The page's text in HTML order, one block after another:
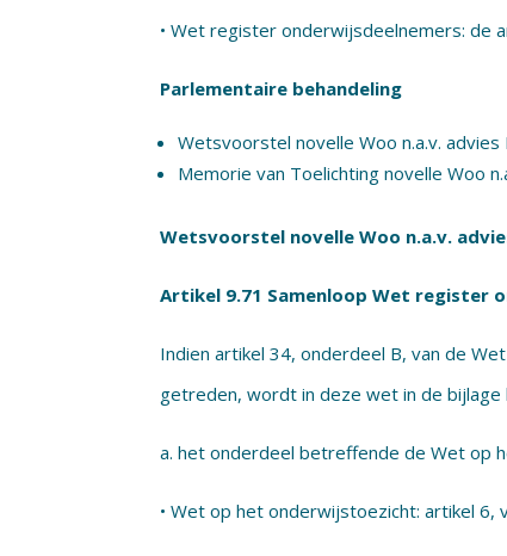
• Wet register onderwijsdeelnemers: de
Parlementaire behandeling
Wetsvoorstel novelle Woo n.a.v. advies
Memorie van Toelichting novelle Woo
Wetsvoorstel novelle Woo n.a.v.
Artikel 9.71 Samenloop Wet register
Indien artikel 34, onderdeel B, van de
getreden, wordt in deze wet in de
a. het onderdeel betreffende de Wet op
• Wet op het onderwijstoezicht: artikel 6,